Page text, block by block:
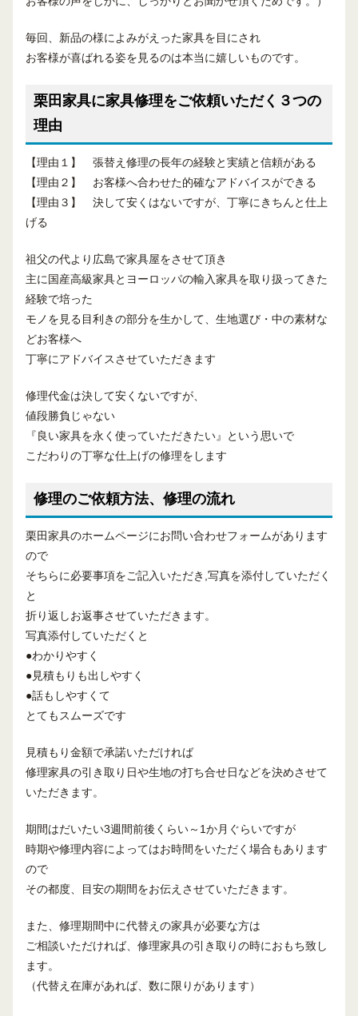
毎回、新品の様によみがえった家具を目にされ
お客様が喜ばれる姿を見るのは本当に嬉しいものです。
栗田家具に家具修理をご依頼いただく３つの
理由
【理由１】 張替え修理の長年の経験と実績と信頼がある
【理由２】 お客様へ合わせた的確なアドバイスができる
【理由３】 決して安くはないですが、丁寧にきちんと仕上
げる
祖父の代より広島で家具屋をさせて頂き
主に国産高級家具とヨーロッパの輸入家具を取り扱ってきた
経験で培った
モノを見る目利きの部分を生かして、生地選び・中の素材な
どお客様へ
丁寧にアドバイスさせていただきます
修理代金は決して安くないですが、
値段勝負じゃない
『良い家具を永く使っていただきたい』という思いで
こだわりの丁寧な仕上げの修理をします
修理のご依頼方法、修理の流れ
栗田家具のホームページにお問い合わせフォームがあります
ので
そちらに必要事項をご記入いただき,写真を添付していただく
と
折り返しお返事させていただきます。
写真添付していただくと
●わかりやすく
●見積もりも出しやすく
●話もしやすくて
とてもスムーズです
見積もり金額で承諾いただければ
修理家具の引き取り日や生地の打ち合せ日などを決めさせて
いただきます。
期間はだいたい3週間前後くらい～1か月ぐらいですが
時期や修理内容によってはお時間をいただく場合もあります
ので
その都度、目安の期間をお伝えさせていただきます。
また、修理期間中に代替えの家具が必要な方は
ご相談いただければ、修理家具の引き取りの時におもち致し
ます。
（代替え在庫があれば、数に限りがあります）